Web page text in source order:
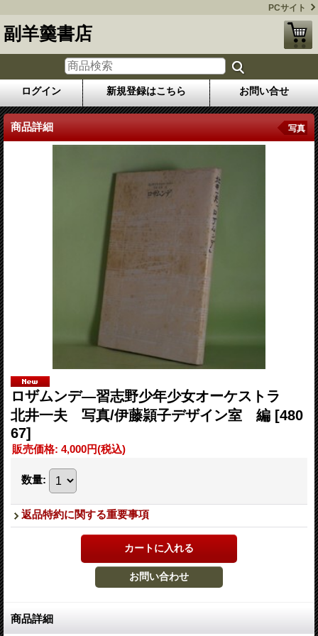
PCサイト
副羊羹書店
ログイン 新規登録はこちら お問い合せ
商品詳細 写真
ロザムンデ―習志野少年少女オーケストラ
北井一夫 写真/伊藤頴子デザイン室 編 [480
67]
販売価格: 4,000円(税込)
数量:
返品特約に関する重要事項
商品詳細